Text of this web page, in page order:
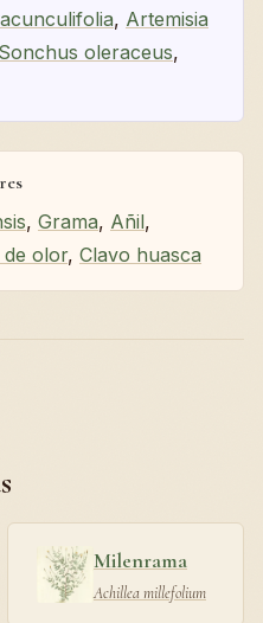
, Artemisia
Sonchus oleraceus,
, Grama, Añil,
de olor, Clavo huasca
Milenrama
Achillea millefolium